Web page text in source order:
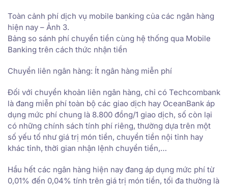
Toàn cảnh phí dịch vụ mobile banking của các ngân hàng
hiện nay – Ảnh 3.
Bảng so sánh phí chuyển tiền cùng hệ thống qua Mobile
Banking trên cách thức nhận tiền
Chuyển liên ngân hàng: Ít ngân hàng miễn phí
Đối với chuyển khoản liên ngân hàng, chỉ có Techcombank
là đang miễn phí toàn bộ các giao dịch hay OceanBank áp
dụng mức phí chung là 8.800 đồng/1 giao dịch, số còn lại
có những chính sách tính phí riêng, thường dựa trên một
số yếu tố như giá trị món tiền, chuyển tiền nội tỉnh hay
khác tỉnh, thời gian nhận lệnh chuyển tiền,…
Hầu hết các ngân hàng hiện nay đang áp dụng mức phí từ
0,01% đến 0,04% tính trên giá trị món tiền, tối đa thường là